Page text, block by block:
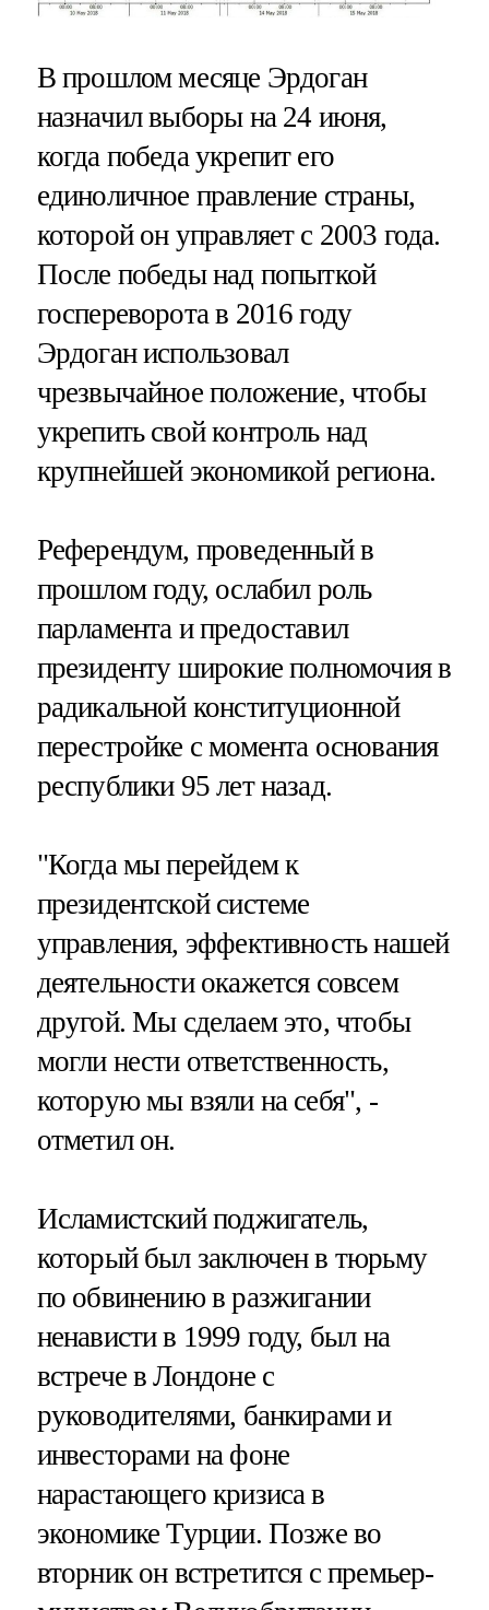
В прошлом месяце Эрдоган
назначил выборы на 24 июня,
когда победа укрепит его
единоличное правление страны,
которой он управляет с 2003 года.
После победы над попыткой
госпереворота в 2016 году
Эрдоган использовал
чрезвычайное положение, чтобы
укрепить свой контроль над
крупнейшей экономикой региона.
Референдум, проведенный в
прошлом году, ослабил роль
парламента и предоставил
президенту широкие полномочия в
радикальной конституционной
перестройке с момента основания
республики 95 лет назад.
"Когда мы перейдем к
президентской системе
управления, эффективность нашей
деятельности окажется совсем
другой. Мы сделаем это, чтобы
могли нести ответственность,
которую мы взяли на себя", -
отметил он.
Исламистский поджигатель,
который был заключен в тюрьму
по обвинению в разжигании
ненависти в 1999 году, был на
встрече в Лондоне с
руководителями, банкирами и
инвесторами на фоне
нарастающего кризиса в
экономике Турции. Позже во
вторник он встретится с премьер-